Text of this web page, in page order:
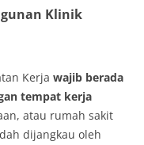
Klinik
Kerja wajib berada
tempat kerja
atau rumah sakit
dijangkau oleh